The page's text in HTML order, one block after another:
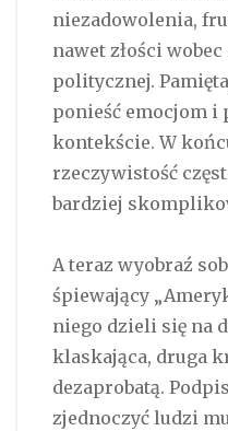
niezadowolenia,
nawet złości
politycznej.
ponieść emocjom i
kontekście. W
rzeczywistość
bardziej
A teraz wyobraź
śpiewający
niego dzieli się na
klaskająca, druga
dezaprobatą.
zjednoczyć ludzi